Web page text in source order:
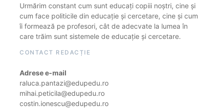
Urmărim constant cum sunt educați copiii noștri, cine și
cum face politicile din educație și cercetare, cine și cum
îi formează pe profesori, cât de adecvate la lumea în
care trăim sunt sistemele de educație și cercetare.
CONTACT REDACȚIE
Adrese e-mail
raluca.pantazi@edupedu.ro
mihai.peticila@edupedu.ro
costin.ionescu@edupedu.ro